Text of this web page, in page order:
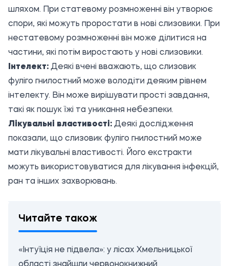
шляхом. При статевому розмноженні він утворює
спори, які можуть проростати в нові слизовики. При
нестатевому розмноженні він може ділитися на
частини, які потім виростають у нові слизовики.
Інтелект: Деякі вчені вважають, що слизовик
фуліго гнилостний може володіти деяким рівнем
інтелекту. Він може вирішувати прості завдання,
такі як пошук їжі та уникання небезпеки.
Лікувальні властивості: Деякі дослідження
показали, що слизовик фуліго гнилостний може
мати лікувальні властивості. Його екстракти
можуть використовуватися для лікування інфекцій,
ран та інших захворювань.
Читайте також
«Інтуїція не підвела»: у лісах Хмельницької